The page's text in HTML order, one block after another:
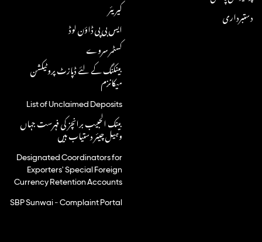
دستبرداری
کیریئر
ایس بی پی ڈاؤن لوڈ
کسٹمر سروے
بینکنگ کے لئے ڈپازٹ پروٹیکشن
میکانزم
List of Unclaimed Deposits
بینک الحبیب برانچز کی فہرست جہاں
وہیل چیئر دستیاب ہیں
Designated Coordinators for
Exporters' Special Foreign
Currency Retention Accounts
SBP Sunwai - Complaint Portal